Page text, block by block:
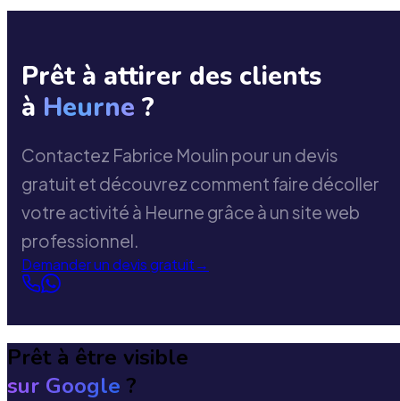
Prêt à attirer des clients
à Heurne ?
Contactez Fabrice Moulin pour un devis
gratuit et découvrez comment faire décoller
votre activité à Heurne grâce à un site web
professionnel.
Demander un devis gratuit→
Prêt à être visible
sur Google ?